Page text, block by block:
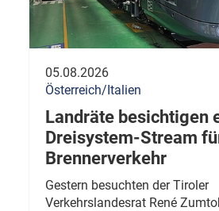
05.08.2026
Österreich/Italien
Landräte besichtigen
Dreisystem-Stream
Brennerverkehr
Gestern besuchten der Tiroler
Verkehrslandesrat René